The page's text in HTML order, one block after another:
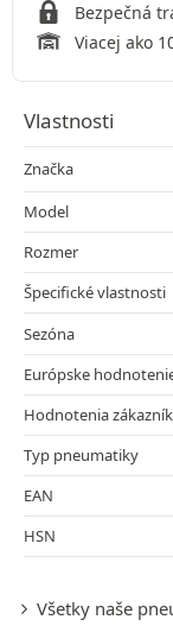
Bezpečná
Viacej ako
Vlastnosti
Značka
Model
Rozmer
Špecifické vlastnosti
Sezóna
Európske
Hodnotenia
Typ pneumatiky
EAN
HSN
Všetky naše